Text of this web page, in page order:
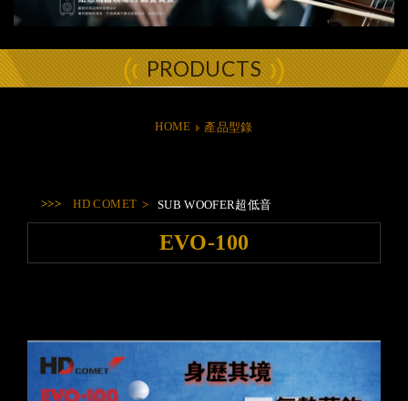
PRODUCTS
HOME 產品型錄
HD COMET SUB WOOFER超低音
EVO-100